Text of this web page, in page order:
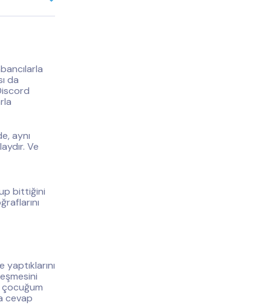
da
aynı
Ve
bittiğini
çocuğum
cevap